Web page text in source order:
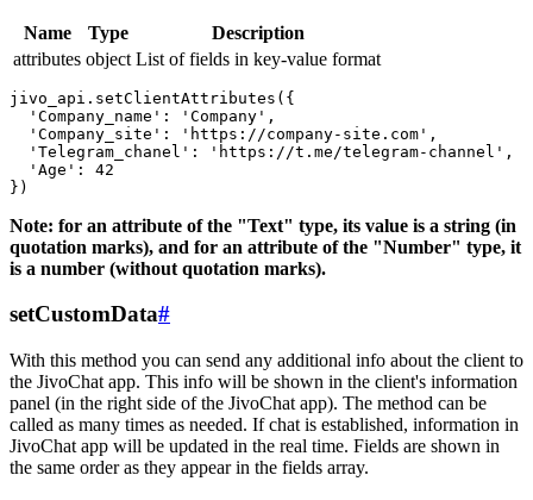
Name Type
Description
attributes object List of fields in key-value format
jivo_api.setClientAttributes({
  'Company_name': 'Company',
  'Company_site': 'https://company-site.com',
  'Telegram_chanel': 'https://t.me/telegram-channel',
  'Age': 42
Note: for an attribute of the "Text" type, its value is a string (in
quotation marks), and for an attribute of the "Number" type, it
is a number (without quotation marks).
setCustomData#
With this method you can send any additional info about the client to
the JivoChat app. This info will be shown in the client's information
panel (in the right side of the JivoChat app). The method can be
called as many times as needed. If chat is established, information in
JivoChat app will be updated in the real time. Fields are shown in
the same order as they appear in the fields array.